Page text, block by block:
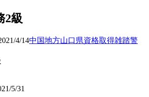
2級
4/14中国地方山口県資格取得雑踏警
5/31